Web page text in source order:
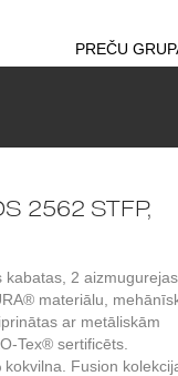
PREČU
2562 STFP,
2 aizmugurejas
materiālu,
ar metāliskām
Tex® sertificēts.
Fusion